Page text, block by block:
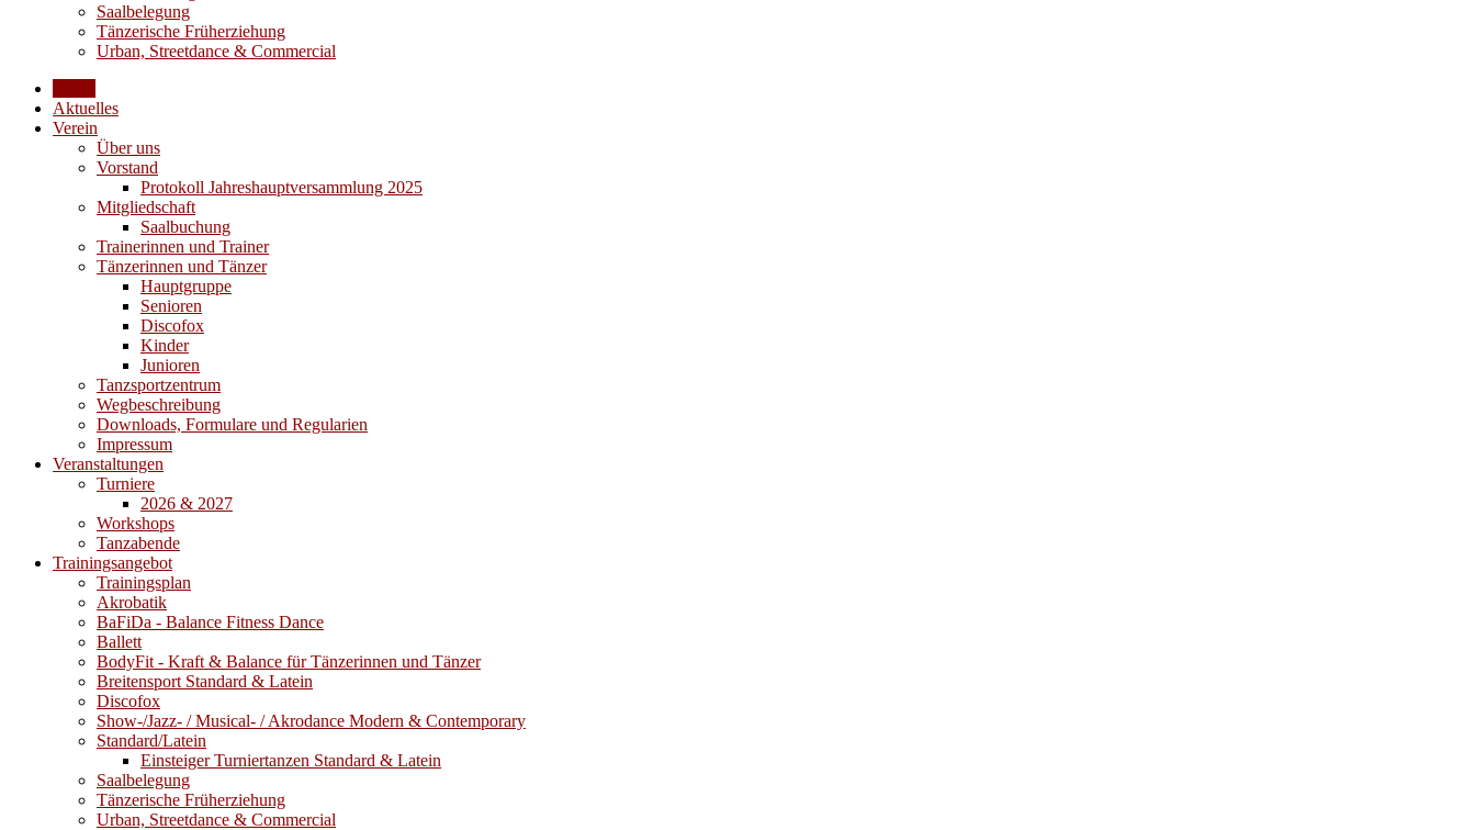
Saalbelegung
Tänzerische Früherziehung
Urban, Streetdance & Commercial
Aktuelles
Verein
Über uns
Vorstand
Protokoll Jahreshauptversammlung 2025
Mitgliedschaft
Saalbuchung
Trainerinnen und Trainer
Tänzerinnen und Tänzer
Hauptgruppe
Senioren
Discofox
Kinder
Junioren
Tanzsportzentrum
Wegbeschreibung
Downloads, Formulare und Regularien
Impressum
Veranstaltungen
Turniere
2026 & 2027
Workshops
Tanzabende
Trainingsangebot
Trainingsplan
Akrobatik
BaFiDa - Balance Fitness Dance
Ballett
BodyFit - Kraft & Balance für Tänzerinnen und Tänzer
Breitensport Standard & Latein
Discofox
Show-/Jazz- / Musical- / Akrodance Modern & Contemporary
Standard/Latein
Einsteiger Turniertanzen Standard & Latein
Saalbelegung
Tänzerische Früherziehung
Urban, Streetdance & Commercial